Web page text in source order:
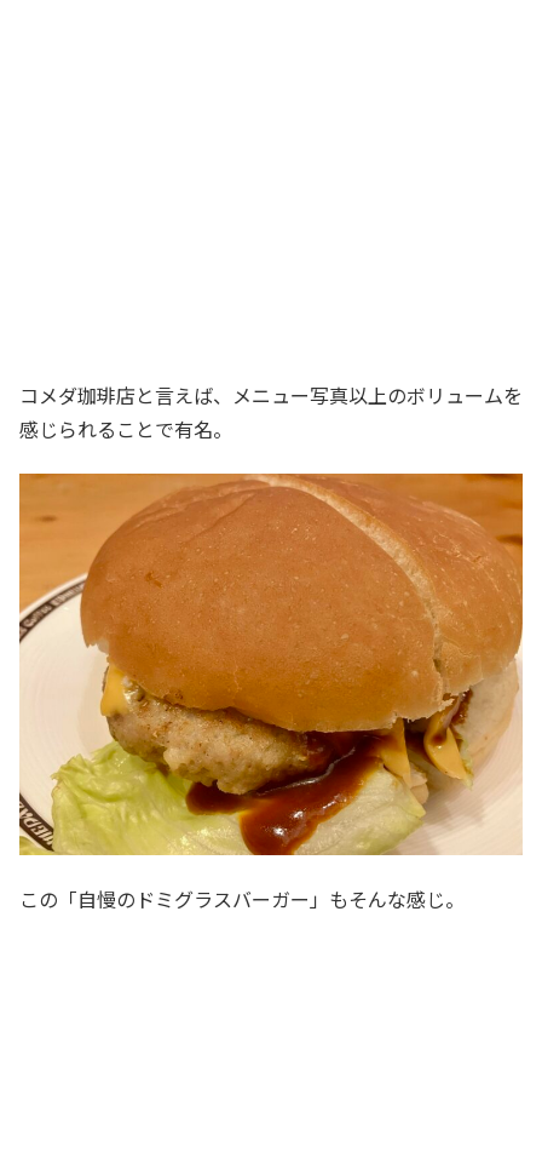
コメダ珈琲店と言えば、メニュー写真以上のボリュームを
感じられることで有名。
この「自慢のドミグラスバーガー」もそんな感じ。